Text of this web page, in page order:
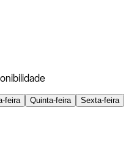
feira Quinta-feira
Sexta-feira